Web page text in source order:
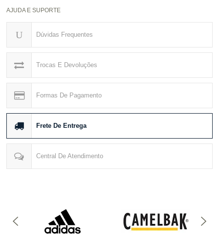
AJUDA E SUPORTE
Dúvidas Frequentes
Trocas E Devoluções
Formas De Pagamento
Frete De Entrega
Central De Atendimento